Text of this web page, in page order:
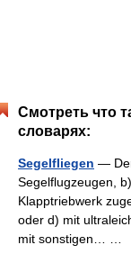
Смотреть что
словарях:
Segelfliegen —
Segelflugzeugen,
Klapptriebwerk
oder d) mit
mit sonstigen… …